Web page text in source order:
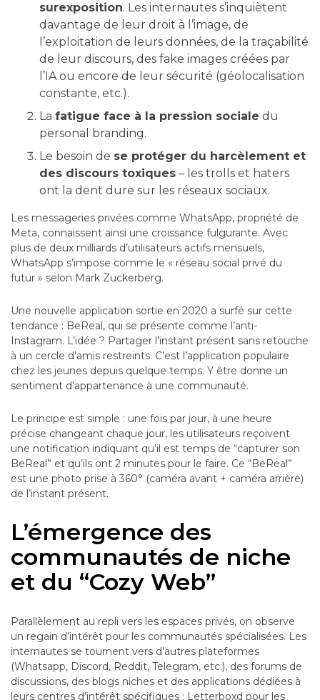
surexposition. Les internautes s’inquiètent
davantage de leur droit à l’image, de
l’exploitation de leurs données, de la traçabilité
de leur discours, des fake images créées par
l’IA ou encore de leur sécurité (géolocalisation
constante, etc.).
La fatigue face à la pression sociale du
personal branding.
Le besoin de se protéger du harcèlement et
des discours toxiques – les trolls et haters
ont la dent dure sur les réseaux sociaux.
Les messageries privées comme WhatsApp, propriété de
Meta, connaissent ainsi une croissance fulgurante. Avec
plus de deux milliards d’utilisateurs actifs mensuels,
WhatsApp s’impose comme le « réseau social privé du
futur » selon Mark Zuckerberg.
Une nouvelle application sortie en 2020 a surfé sur cette
tendance : BeReal, qui se présente comme l’anti-
Instagram. L’idée ? Partager l’instant présent sans retouche
à un cercle d’amis restreints. C’est l’application populaire
chez les jeunes depuis quelque temps. Y être donne un
sentiment d’appartenance à une communauté.
Le principe est simple : une fois par jour, à une heure
précise changeant chaque jour, les utilisateurs reçoivent
une notification indiquant qu’il est temps de “capturer son
BeReal” et qu’ils ont 2 minutes pour le faire. Ce “BeReal”
est une photo prise à 360° (caméra avant + caméra arrière)
de l’instant présent.
L’émergence des
communautés de niche
et du “Cozy Web”
Parallèlement au repli vers les espaces privés, on observe
un regain d’intérêt pour les communautés spécialisées. Les
internautes se tournent vers d’autres plateformes
(Whatsapp, Discord, Reddit, Telegram, etc.), des forums de
discussions, des blogs niches et des applications dédiées à
leurs centres d’intérêt spécifiques : Letterboxd pour les